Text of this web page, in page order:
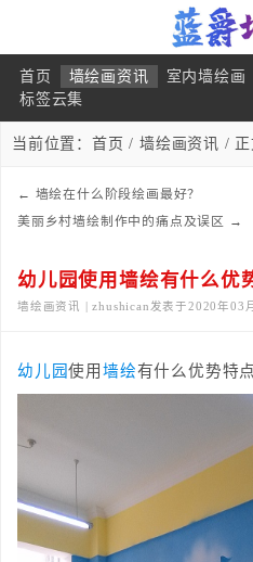
首页 墙绘画资讯 室内墙绘画
标签云集
当前位置： 首页 /墙绘画资讯 / 正
← 墙绘在什么阶段绘画最好？
美丽乡村墙绘制作中的痛点及误区 →
幼儿园使用墙绘有什么优
墙绘画资讯 | zhushican发表于2020年03
幼儿园使用墙绘有什么优势特点